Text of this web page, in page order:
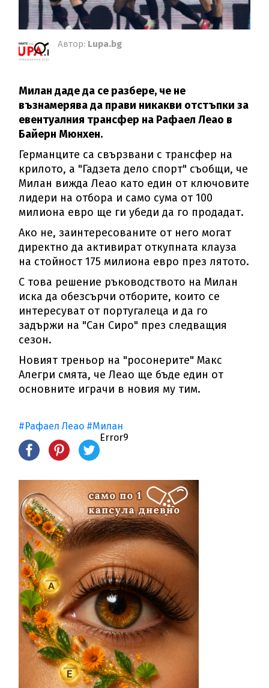
Автор: Lupa.bg
Милан даде да се разбере, че не
възнамерява да прави никакви отстъпки за
евентуалния трансфер на Рафаел Леао в
Байерн Мюнхен.
Германците са свързвани с трансфер на
крилото, а "Гадзета дело спорт" съобщи, че
Милан вижда Леао като един от ключовите
лидери на отбора и само сума от 100
милиона евро ще ги убеди да го продадат.
Ако не, заинтересованите от него могат
директно да активират откупната клауза
на стойност 175 милиона евро през лятото.
С това решение ръководството на Милан
иска да обезсърчи отборите, които се
интересуват от португалеца и да го
задържи на "Сан Сиро" през следващия
сезон.
Новият треньор на "росонерите" Макс
Алегри смята, че Леао ще бъде един от
основните играчи в новия му тим.
#Рафаел Леао #Милан
Error9